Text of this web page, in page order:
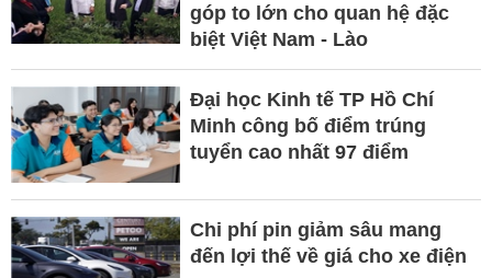
góp to lớn cho quan hệ đặc
biệt Việt Nam - Lào
Đại học Kinh tế TP Hồ Chí
Minh công bố điểm trúng
tuyển cao nhất 97 điểm
Chi phí pin giảm sâu mang
đến lợi thế về giá cho xe điện